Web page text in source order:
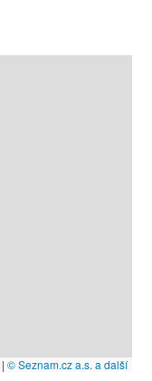
| © Seznam.cz a.s. a další